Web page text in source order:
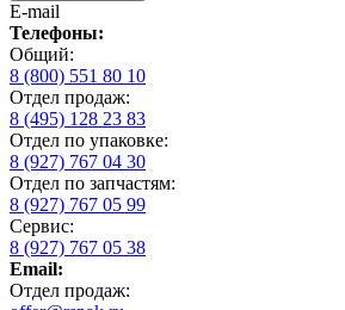
E-mail
Телефоны:
Общий:
8 (800) 551 80 10
Отдел продаж:
8 (495) 128 23 83
Отдел по упаковке:
8 (927) 767 04 30
Отдел по запчастям:
8 (927) 767 05 99
Сервис:
8 (927) 767 05 38
Email:
Отдел продаж: